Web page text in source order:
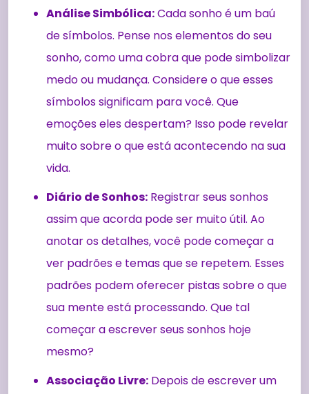
Análise Simbólica:Cada sonho é um baú
de símbolos. Pense nos elementos do seu
sonho, como uma cobra que pode simbolizar
medo ou mudança. Considere o que esses
símbolos significam para você. Que
emoções eles despertam? Isso pode revelar
muito sobre o que está acontecendo na sua
vida.
Diário de Sonhos: Registrar seus sonhos
assim que acorda pode ser muito útil. Ao
anotar os detalhes, você pode começar a
ver padrões e temas que se repetem. Esses
padrões podem oferecer pistas sobre o que
sua mente está processando. Que tal
começar a escrever seus sonhos hoje
mesmo?
Associação Livre: Depois de escrever um